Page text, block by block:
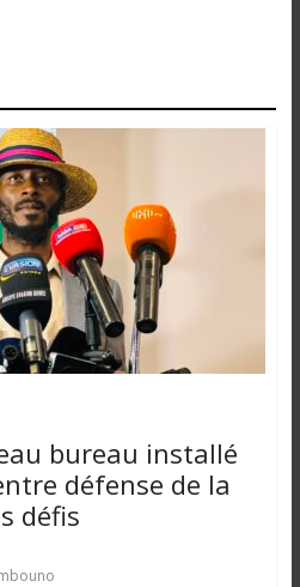
bureau installé
défense de la
défis